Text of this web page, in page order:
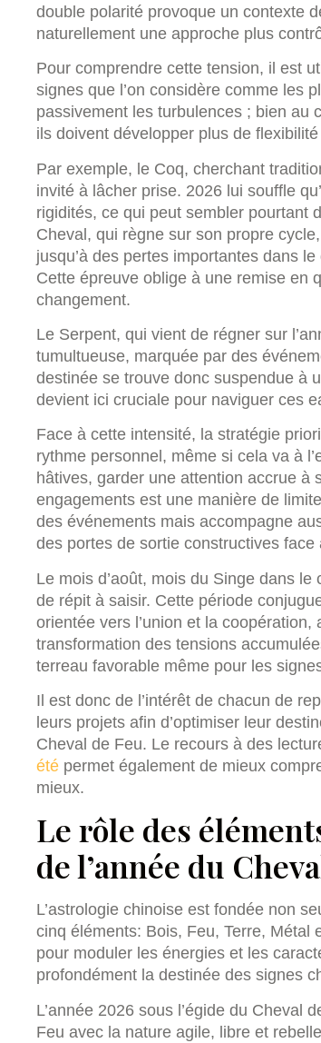
double polarité provoque un contexte
naturellement une approche plus
Pour comprendre cette tension, il est
signes que l’on considère comme les
passivement les turbulences ; bien au
ils doivent développer plus de
Par exemple, le Coq, cherchant
invité à lâcher prise. 2026 lui souffle
rigidités, ce qui peut sembler pourtant
Cheval, qui règne sur son propre
jusqu’à des pertes importantes dans
Cette épreuve oblige à une remise en
changement.
Le Serpent, qui vient de régner sur
tumultueuse, marquée par des
destinée se trouve donc suspendue à
devient ici cruciale pour naviguer ces
Face à cette intensité, la stratégie
rythme personnel, même si cela va à
hâtives, garder une attention accrue à
engagements est une manière de
des événements mais accompagne
des portes de sortie constructives face
Le mois d’août, mois du Singe dans
de répit à saisir. Cette période
orientée vers l’union et la
transformation des tensions
terreau favorable même pour les
Il est donc de l’intérêt de chacun de
leurs projets afin d’optimiser leur
Cheval de Feu. Le recours à des
été permet également de mieux
mieux.
Le rôle des
de l’année du
L’astrologie chinoise est fondée non
cinq éléments: Bois, Feu, Terre, Métal
pour moduler les énergies et les
profondément la destinée des signes
L’année 2026 sous l’égide du Cheval
Feu avec la nature agile, libre et